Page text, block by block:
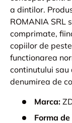
a dintilor.
ROMANIA SRL
comprimate,
copiilor de
functionarea
continutului sau
denumirea de
Marca:
Forma